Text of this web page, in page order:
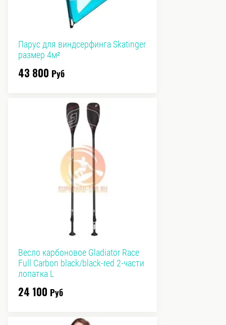
Парус для виндсерфинга Skatinger
размер 4м²
43 800 Руб
Весло карбоновое Gladiator Race
Full Carbon black/black-red 2-части
лопатка L
24 100 Руб